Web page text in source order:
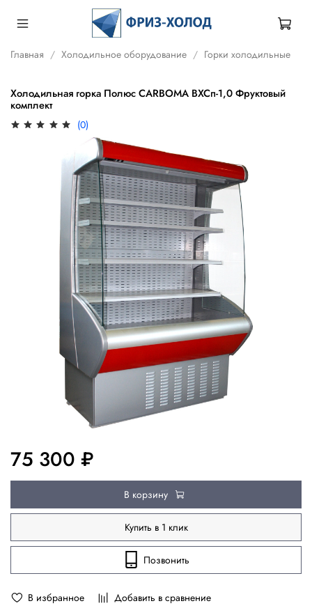
Главная Холодильное оборудование Горки холодильные
Холодильная горка Полюс CARBOMA ВХСп-1,0 Фруктовый
комплект
(0)
В избранное Добавить в сравнение
75 300 ₽
В корзину
Купить в 1 клик
Позвонить